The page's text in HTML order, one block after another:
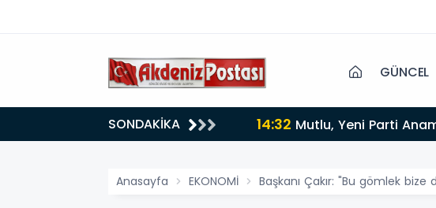
GÜNCEL
SONDAKİKA 14:32 Mutlu, Yeni Parti
Anasayfa EKONOMİ Başkanı Çakır: "Bu gömlek bize